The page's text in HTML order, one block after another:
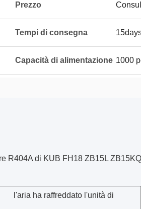
Prezzo
Tempi di consegna
Capacità di alimentazione 1000
R404A di KUB FH18 ZB15L
l'aria ha raffreddato l'unità di